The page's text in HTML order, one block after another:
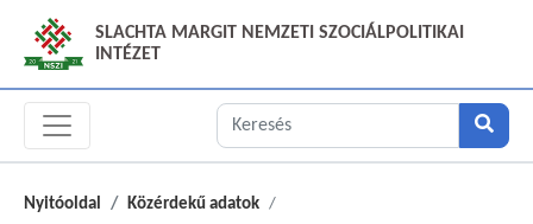
SLACHTA MARGIT NEMZETI SZOCIÁLPOLITIKAI
INTÉZET
Nyitóoldal Közérdekű adatok